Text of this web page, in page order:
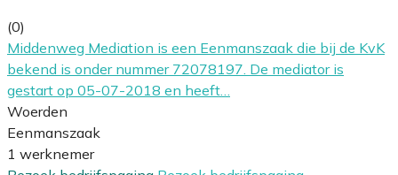
(0)
Middenweg Mediation is een Eenmanszaak die bij de KvK
bekend is onder nummer 72078197. De mediator is
gestart op 05-07-2018 en heeft…
Woerden
Eenmanszaak
1 werknemer